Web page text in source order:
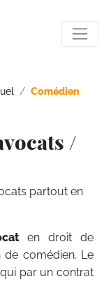
Comédien
/
partout en
en droit de
de comédien. Le
par un contrat